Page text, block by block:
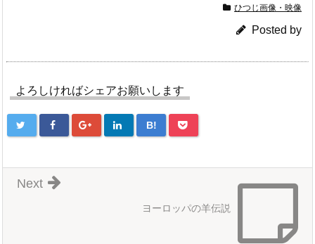
ひつじ画像・映像
Posted by
よろしければシェアお願いします
B!
ヨーロッパの羊伝説
Next